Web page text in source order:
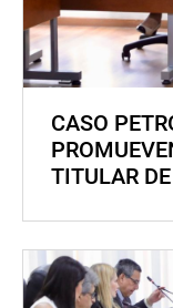
CASO
TITULAR